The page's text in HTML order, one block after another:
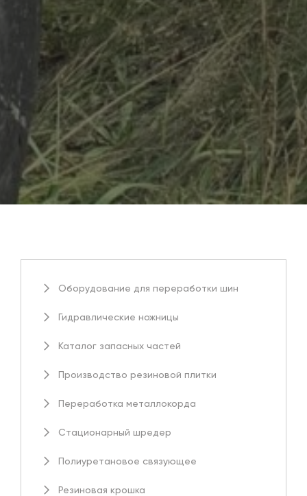
Оборудование для переработки шин
Гидравлические ножницы
Каталог запасных частей
Производство резиновой плитки
Переработка металлокорда
Стационарный шредер
Полиуретановое связующее
Резиновая крошка